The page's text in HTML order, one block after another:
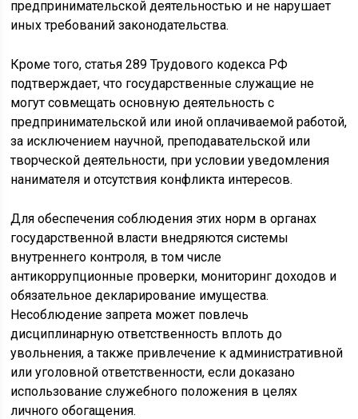
предпринимательской деятельностью и не нарушает
иных требований законодательства.
Кроме того, статья 289 Трудового кодекса РФ
подтверждает, что государственные служащие не
могут совмещать основную деятельность с
предпринимательской или иной оплачиваемой работой,
за исключением научной, преподавательской или
творческой деятельности, при условии уведомления
нанимателя и отсутствия конфликта интересов.
Для обеспечения соблюдения этих норм в органах
государственной власти внедряются системы
внутреннего контроля, в том числе
антикоррупционные проверки, мониторинг доходов и
обязательное декларирование имущества.
Несоблюдение запрета может повлечь
дисциплинарную ответственность вплоть до
увольнения, а также привлечение к административной
или уголовной ответственности, если доказано
использование служебного положения в целях
личного обогащения.